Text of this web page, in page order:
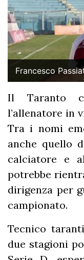
Francesco
Il Taranto
l’allenatore in
Tra i nomi
anche quello
calciatore e
potrebbe
dirigenza per
campionato.
Tecnico
due stagioni